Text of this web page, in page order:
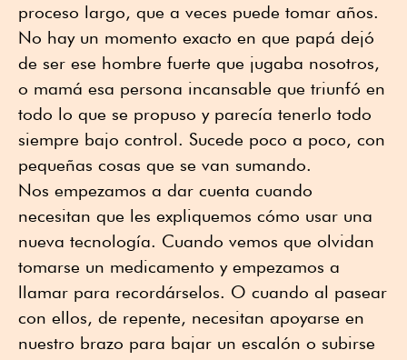
proceso largo, que a veces puede tomar años.
No hay un momento exacto en que papá dejó
de ser ese hombre fuerte que jugaba nosotros,
o mamá esa persona incansable que triunfó en
todo lo que se propuso y parecía tenerlo todo
siempre bajo control. Sucede poco a poco, con
pequeñas cosas que se van sumando.
Nos empezamos a dar cuenta cuando
necesitan que les expliquemos cómo usar una
nueva tecnología. Cuando vemos que olvidan
tomarse un medicamento y empezamos a
llamar para recordárselos. O cuando al pasear
con ellos, de repente, necesitan apoyarse en
nuestro brazo para bajar un escalón o subirse